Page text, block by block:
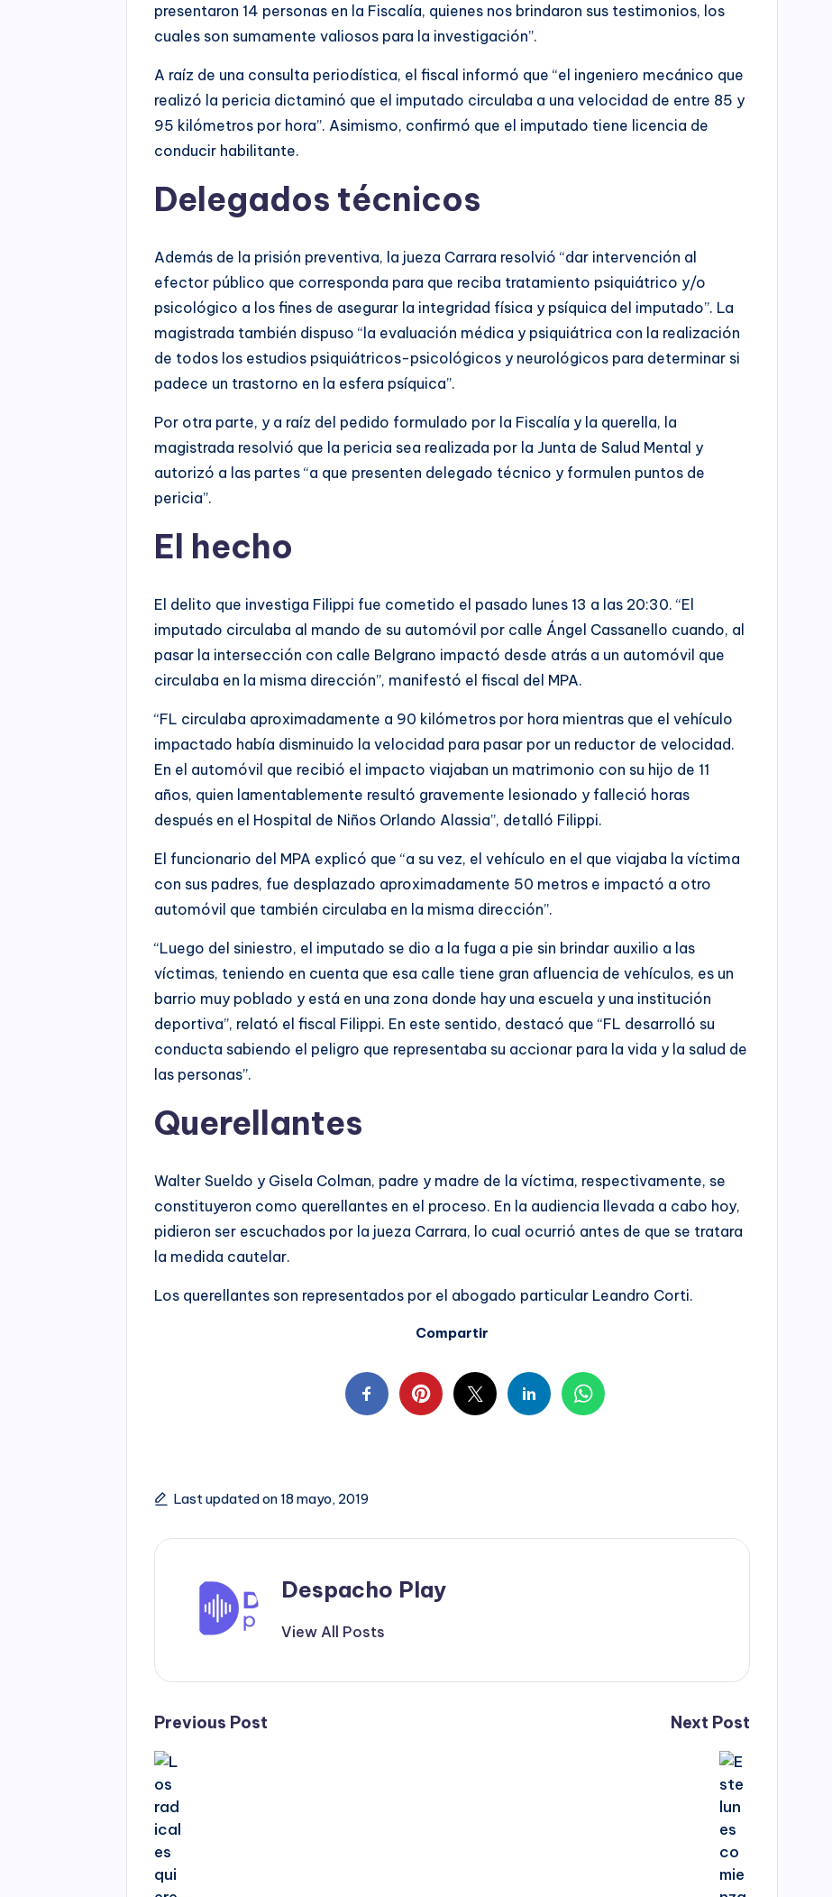
presentaron 14 personas en la Fiscalía, quienes nos brindaron sus testimonios, los
cuales son sumamente valiosos para la investigación”.
A raíz de una consulta periodística, el fiscal informó que “el ingeniero mecánico que
realizó la pericia dictaminó que el imputado circulaba a una velocidad de entre 85 y
95 kilómetros por hora”. Asimismo, confirmó que el imputado tiene licencia de
conducir habilitante.
Delegados técnicos
Además de la prisión preventiva, la jueza Carrara resolvió “dar intervención al
efector público que corresponda para que reciba tratamiento psiquiátrico y/o
psicológico a los fines de asegurar la integridad física y psíquica del imputado”. La
magistrada también dispuso “la evaluación médica y psiquiátrica con la realización
de todos los estudios psiquiátricos-psicológicos y neurológicos para determinar si
padece un trastorno en la esfera psíquica”.
Por otra parte, y a raíz del pedido formulado por la Fiscalía y la querella, la
magistrada resolvió que la pericia sea realizada por la Junta de Salud Mental y
autorizó a las partes “a que presenten delegado técnico y formulen puntos de
pericia”.
El hecho
El delito que investiga Filippi fue cometido el pasado lunes 13 a las 20:30. “El
imputado circulaba al mando de su automóvil por calle Ángel Cassanello cuando, al
pasar la intersección con calle Belgrano impactó desde atrás a un automóvil que
circulaba en la misma dirección”, manifestó el fiscal del MPA.
“FL circulaba aproximadamente a 90 kilómetros por hora mientras que el vehículo
impactado había disminuido la velocidad para pasar por un reductor de velocidad.
En el automóvil que recibió el impacto viajaban un matrimonio con su hijo de 11
años, quien lamentablemente resultó gravemente lesionado y falleció horas
después en el Hospital de Niños Orlando Alassia”, detalló Filippi.
El funcionario del MPA explicó que “a su vez, el vehículo en el que viajaba la víctima
con sus padres, fue desplazado aproximadamente 50 metros e impactó a otro
automóvil que también circulaba en la misma dirección”.
“Luego del siniestro, el imputado se dio a la fuga a pie sin brindar auxilio a las
víctimas, teniendo en cuenta que esa calle tiene gran afluencia de vehículos, es un
barrio muy poblado y está en una zona donde hay una escuela y una institución
deportiva”, relató el fiscal Filippi. En este sentido, destacó que “FL desarrolló su
conducta sabiendo el peligro que representaba su accionar para la vida y la salud de
las personas”.
Querellantes
Walter Sueldo y Gisela Colman, padre y madre de la víctima, respectivamente, se
constituyeron como querellantes en el proceso. En la audiencia llevada a cabo hoy,
pidieron ser escuchados por la jueza Carrara, lo cual ocurrió antes de que se tratara
la medida cautelar.
Los querellantes son representados por el abogado particular Leandro Corti.
Compartir
Last updated on 18 mayo, 2019
Despacho Play
View All Posts
Post
navigation
Previous Post Next Post